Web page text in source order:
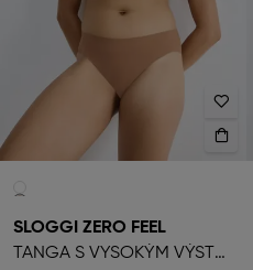
SLOGGI ZERO FEEL
TANGA S VYSOKÝM VÝSTŘIHEM